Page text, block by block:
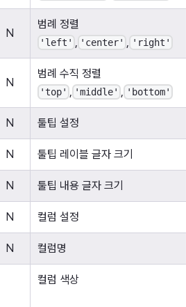
N
범례 정렬
'left' 'center' 'right'
N
범례 수직 정렬
'top' , 'middle' , 'bottom'
N 툴팁 설정
N 툴팁 레이블 글자 크기
N 툴팁 내용 글자 크기
N 컬럼 설정
N 컬럼명
컬럼 색상